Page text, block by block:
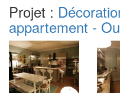
Projet :
appartement -